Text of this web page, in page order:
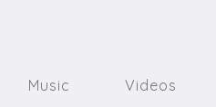
Music Videos